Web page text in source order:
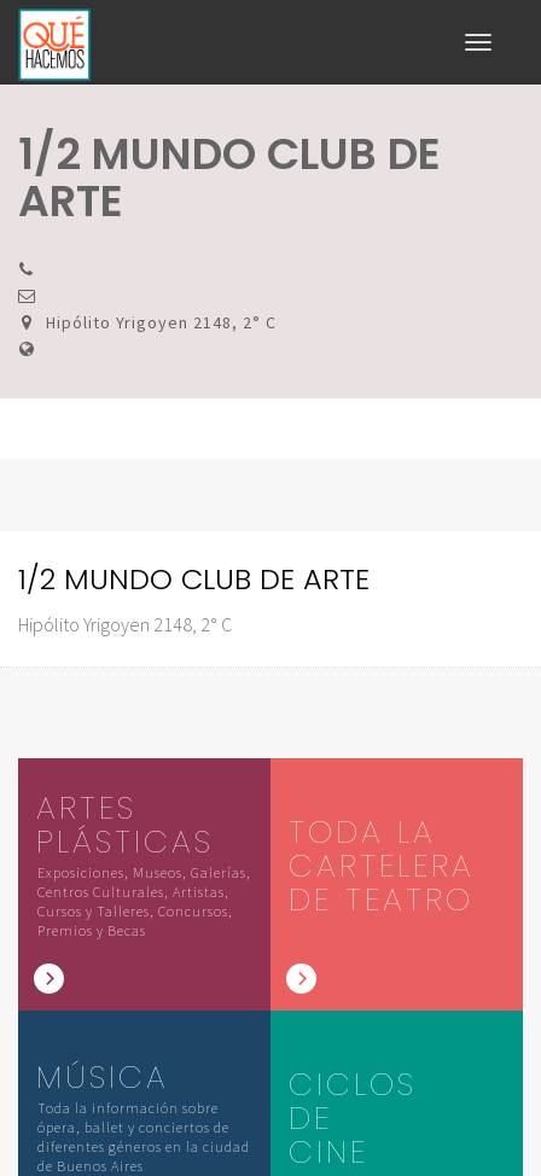
Toggle
1/2 MUNDO CLUB DE
ARTE
Hipólito Yrigoyen 2148, 2° C
1/2 MUNDO CLUB DE ARTE
Hipólito Yrigoyen 2148, 2° C
ARTES
PLÁSTICAS
Exposiciones, Museos, Galerías,
Centros Culturales, Artistas,
Cursos y Talleres, Concursos,
Premios y Becas
TODA LA
CARTELERA
DE TEATRO
MÚSICA
Toda la información sobre
ópera, ballet y conciertos de
diferentes géneros en la ciudad
de Buenos Aires
CICLOS
DE
CINE